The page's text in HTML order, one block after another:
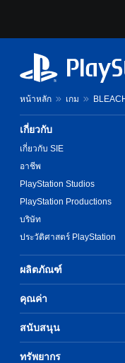
หน้าหลัก เกม
เกี่ยวกับ
เกี่ยวกับ SIE
อาชีพ
PlayStation Studios
PlayStation Productions
บริษัท
ประวัติศาสตร์ PlayStation
ผลิตภัณฑ์
คุณค่า
สนับสนุน
ทรัพยากร